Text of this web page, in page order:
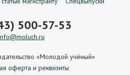
500-57-53
«Молодой учёный»
оферта и реквизиты